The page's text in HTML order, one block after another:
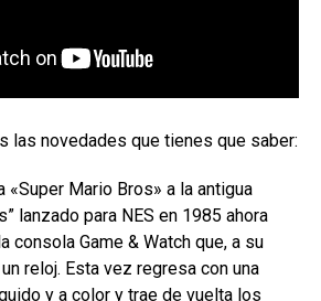
las novedades que tienes que saber:
«Super Mario Bros» a la antigua
lanzado para NES en 1985 ahora
consola Game & Watch que, a su
reloj. Esta vez regresa con una
y a color y trae de vuelta los